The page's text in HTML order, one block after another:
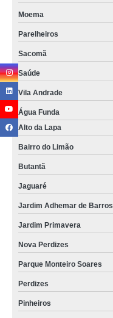
Moema
Parelheiros
Sacomã
Saúde
Vila Andrade
Água Funda
Alto da Lapa
Bairro do Limão
Butantã
Jaguaré
Jardim Adhemar de Barros
Jardim Primavera
Nova Perdizes
Parque Monteiro Soares
Perdizes
Pinheiros